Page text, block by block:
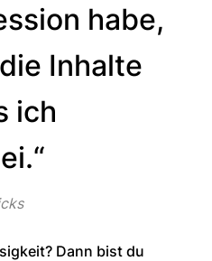
habe,
Inhalte
ich
Dann bist du